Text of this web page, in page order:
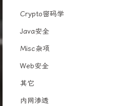
Crypto密码学
Java安全
Misc杂项
Web安全
其它
内网渗透